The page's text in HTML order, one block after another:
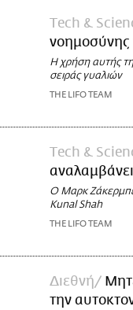
Τech &
νοημοσύνης
Η χρήση αυτής
σειράς γυαλιών
THE LIFO TEAM
Τech &
αναλαμβάνει
Ο Μαρκ
Kunal Shah
THE LIFO TEAM
Διεθνή
την